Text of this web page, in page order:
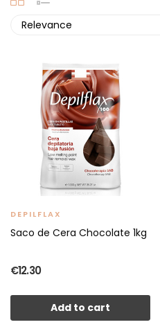
Relevance
DEPILFLAX
Saco de Cera Chocolate 1kg
€12.30
Add to cart